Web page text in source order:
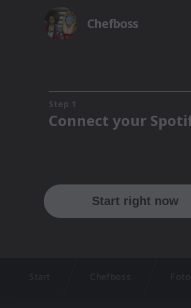
Start Chefboss Fotos